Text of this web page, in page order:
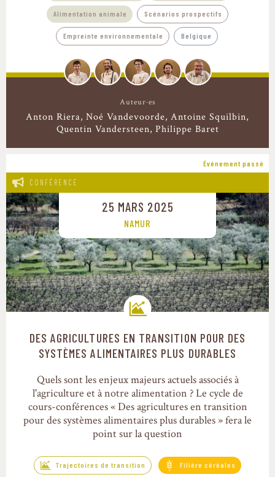
Alimentation animale Scénarios prospectifs
Empreinte environnementale Belgique
Auteur·es
Anton Riera Noé Vandevoorde Antoine Squilbin
Quentin Vandersteen Philippe Baret
Événement passé
CONFÉRENCE
25 MARS 2025
NAMUR
Trajectoires de transition
DES AGRICULTURES EN TRANSITION POUR DES
SYSTÈMES ALIMENTAIRES PLUS DURABLES
Quels sont les enjeux majeurs actuels associés à
l'agriculture et à notre alimentation ? Le cycle de
cours-conférences « Des agricultures en transition
pour des systèmes alimentaires plus durables » fera le
point sur la question
Trajectoires de transition Filière céréales